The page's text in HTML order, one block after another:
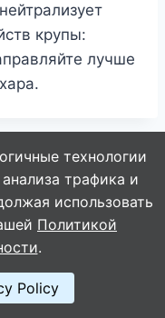
крупы:
лучше
Это средство
поможет убрать
застарелые
солей на
технологии
трафика и
использовать
Политикой
.
Policy